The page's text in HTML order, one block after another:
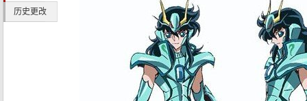
历史更改